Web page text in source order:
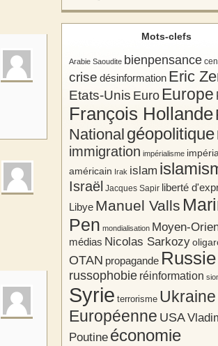
Mots-clefs
Arabie Saoudite bienpensance
crise désinformation Eric
Etats-Unis Euro Europe
François Hollande
National géopolitique
immigration impérialisme
américain Irak islam
Israël Jacques Sapir liberté
Libye Manuel Valls
Pen mondialisation Moyen-
médias Nicolas Sarkozy
OTAN propagande Russie
russophobie réinformation
Syrie terrorisme Ukraine
Européenne USA
Poutine économie